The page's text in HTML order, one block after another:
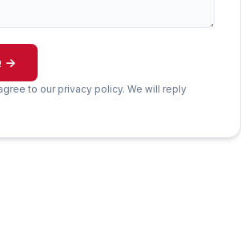
→
to our privacy policy. We will reply